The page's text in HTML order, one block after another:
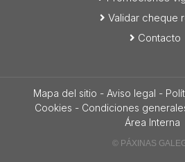
Validar cheque
Contacto
Mapa del sitio - Aviso legal -
Cookies - Condiciones
Área Interna
© PÁXINAS